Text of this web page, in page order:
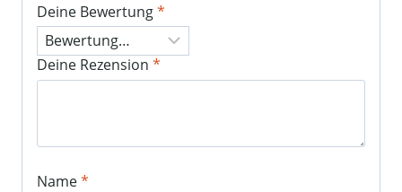
Deine Bewertung*
Deine Rezension *
Name*